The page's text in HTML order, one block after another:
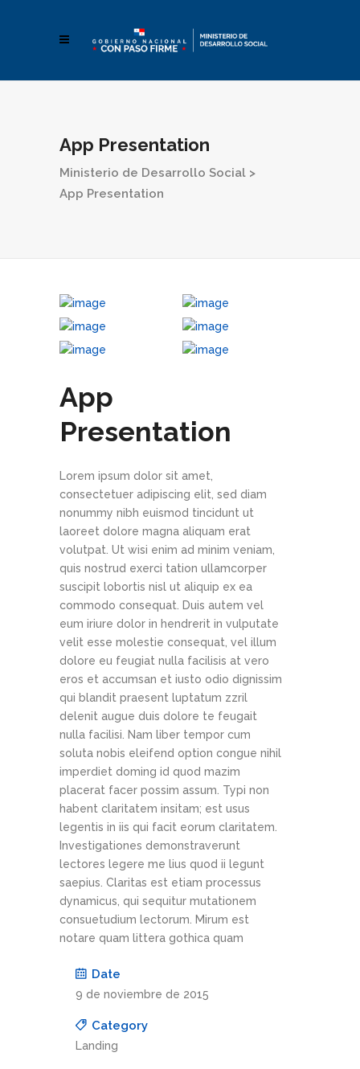
App Presentation
Ministerio de Desarrollo Social >
App Presentation
App
Presentation
Lorem ipsum dolor sit amet,
consectetuer adipiscing elit, sed diam
nonummy nibh euismod tincidunt ut
laoreet dolore magna aliquam erat
volutpat. Ut wisi enim ad minim veniam,
quis nostrud exerci tation ullamcorper
suscipit lobortis nisl ut aliquip ex ea
commodo consequat. Duis autem vel
eum iriure dolor in hendrerit in vulputate
velit esse molestie consequat, vel illum
dolore eu feugiat nulla facilisis at vero
eros et accumsan et iusto odio dignissim
qui blandit praesent luptatum zzril
delenit augue duis dolore te feugait
nulla facilisi. Nam liber tempor cum
soluta nobis eleifend option congue nihil
imperdiet doming id quod mazim
placerat facer possim assum. Typi non
habent claritatem insitam; est usus
legentis in iis qui facit eorum claritatem.
Investigationes demonstraverunt
lectores legere me lius quod ii legunt
saepius. Claritas est etiam processus
dynamicus, qui sequitur mutationem
consuetudium lectorum. Mirum est
notare quam littera gothica quam
Date
9 de noviembre de 2015
Category
Landing